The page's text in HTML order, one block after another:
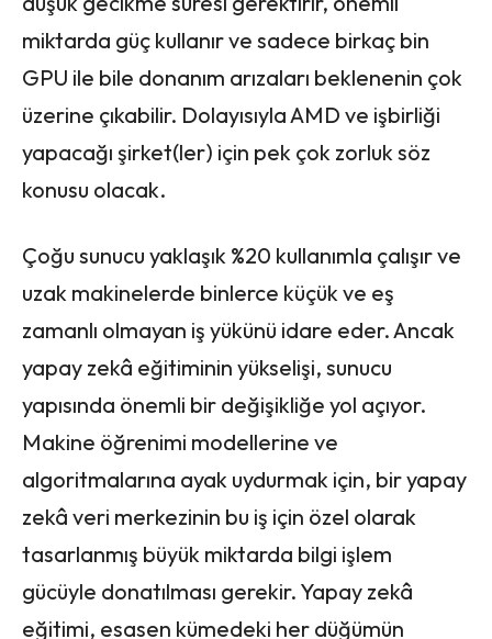
miktarda güç kullanır ve sadece birkaç bin
GPU ile bile donanım arızaları beklenenin çok
üzerine çıkabilir. Dolayısıyla AMD ve işbirliği
yapacağı şirket(ler) için pek çok zorluk söz
konusu olacak.
Çoğu sunucu yaklaşık %20 kullanımla çalışır ve
uzak makinelerde binlerce küçük ve eş
zamanlı olmayan iş yükünü idare eder. Ancak
yapay zekâ eğitiminin yükselişi, sunucu
yapısında önemli bir değişikliğe yol açıyor.
Makine öğrenimi modellerine ve
algoritmalarına ayak uydurmak için, bir yapay
zekâ veri merkezinin bu iş için özel olarak
tasarlanmış büyük miktarda bilgi işlem
gücüyle donatılması gerekir. Yapay zekâ
eğitimi, esasen kümedeki her düğümün